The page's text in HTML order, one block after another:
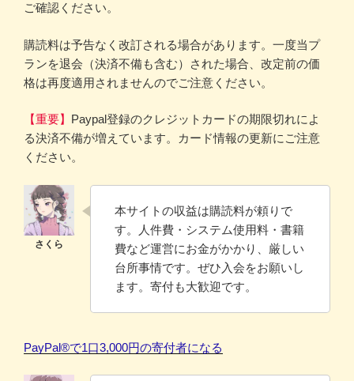
ご確認ください。
購読料は予告なく改訂される場合があります。一度当プ
ランを退会（決済不備も含む）された場合、改定前の価
格は再度適用されませんのでご注意ください。
【重要】 Paypal登録のクレジットカードの期限切れによ
る決済不備が増えています。カード情報の更新にご注意
ください。
本サイトの収益は購読料が頼りで
す。人件費・システム使用料・書籍
費など運営にお金がかかり、厳しい
台所事情です。ぜひ入会をお願いし
ます。寄付も大歓迎です。
PayPal®️で1口3,000円の寄付者になる